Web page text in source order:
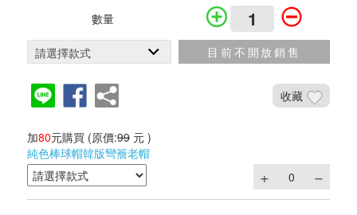
數量
目前不開放銷售
收藏
加80元購買 (原價:99 元 )
純色棒球帽韓版彎簷老帽